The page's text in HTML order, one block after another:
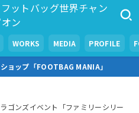
ットバッグ世界チャン
ン
WORKS MEDIA PROFILE
ョップ「FOOTBAG MANIA」
ゴンズイベント「ファミリーシリー